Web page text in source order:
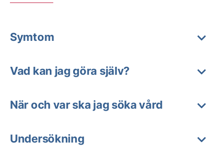
Symtom
Vad kan jag göra själv?
När och var ska jag söka vård
Undersökning